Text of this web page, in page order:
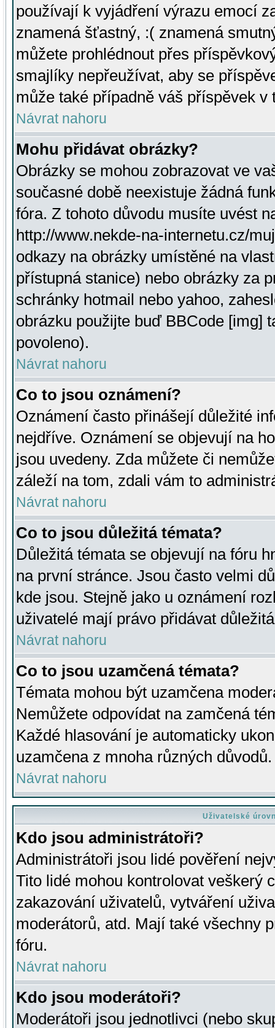
používají k vyjádření výrazu emocí
znamená šťastný, :( znamená
můžete prohlédnout přes
smajlíky nepřeužívat, aby se
může také případně váš příspěvek v
Návrat nahoru
Mohu přidávat obrázky?
Obrázky se mohou zobrazovat ve
současné době neexistuje žádná
fóra. Z tohoto důvodu musíte uvést
http://www.nekde-na-internetu.cz/
odkazy na obrázky umístěné na
přístupná stanice) nebo obrázky za
schránky hotmail nebo yahoo,
obrázku použijte buď BBCode [img]
povoleno).
Návrat nahoru
Co to jsou oznámení?
Oznámení často přinášejí důležité
nejdříve. Oznámení se objevují na
jsou uvedeny. Zda můžete či
záleží na tom, zdali vám to
Návrat nahoru
Co to jsou důležitá témata?
Důležitá témata se objevují na fóru
na první stránce. Jsou často velmi
kde jsou. Stejně jako u oznámení
uživatelé mají právo přidávat
Návrat nahoru
Co to jsou uzamčená témata?
Témata mohou být uzamčena
Nemůžete odpovídat na zamčená
Každé hlasování je automaticky
uzamčena z mnoha různých důvodů.
Návrat nahoru
Uživatelské
Kdo jsou administrátoři?
Administrátoři jsou lidé pověření
Tito lidé mohou kontrolovat veškerý
zakazování uživatelů, vytváření
moderátorů, atd. Mají také všechny
fóru.
Návrat nahoru
Kdo jsou moderátoři?
Moderátoři jsou jednotlivci (nebo